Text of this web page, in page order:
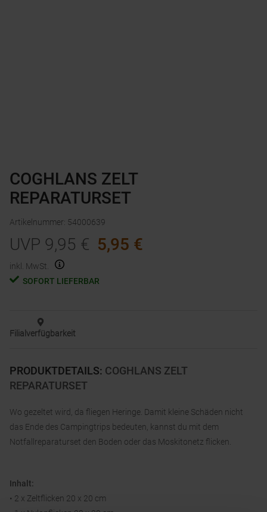
PRODUKTDETAILS: COGHLANS ZELT
REPARATURSET
Wo gezeltet wird, da fliegen Heringe. Damit kleine Schäden nicht
das Ende des Campingtrips bedeuten, kannst du mit dem
Notfallreparaturset den Boden oder das Moskitonetz flicken.
Inhalt:
• 2 x Zeltflicken 20 x 20 cm
COGHLANS ZELT
REPARATURSET
Artikelnummer: 54000639
UVP 9,95 € 5,95 €
inkl. MwSt.
SOFORT LIEFERBAR
Filialverfügbarkeit